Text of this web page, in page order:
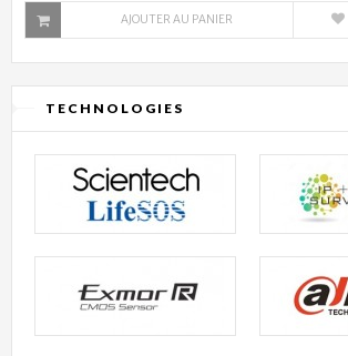
AJOUTER AU PANIER
TECHNOLOGIES